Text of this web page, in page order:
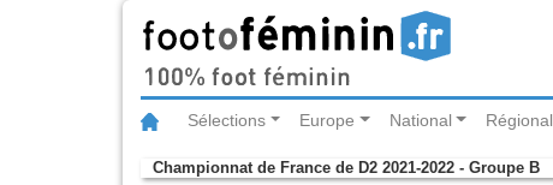
Sélections Europe National Régional
Championnat de France de D2 2021-2022 - Groupe B